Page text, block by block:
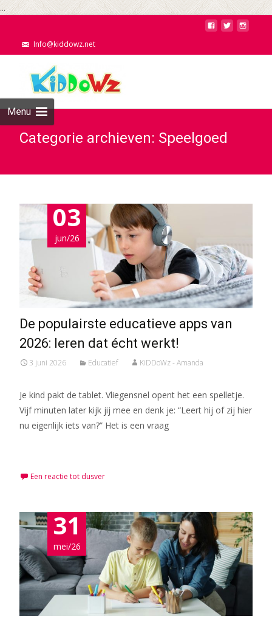
...
Info@kiddowz.net
Menu
Categorie archieven: Speelgoed
03
jun/26
De populairste educatieve apps van
2026: leren dat écht werkt!
3 juni 2026 Educatief KiDDoWz - Amanda
Je kind pakt de tablet. Vliegensnel opent het een spelletje.
Vijf minuten later kijk jij mee en denk je: “Leert hij of zij hier
nu eigenlijk iets van?” Het is een vraag
Een reactie tot dusver
31
mei/26